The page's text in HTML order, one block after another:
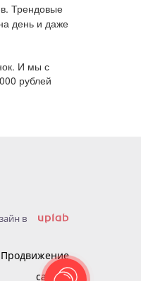
Трендовые
день и даже
И мы с
рублей
в
Продвижение
сайтов